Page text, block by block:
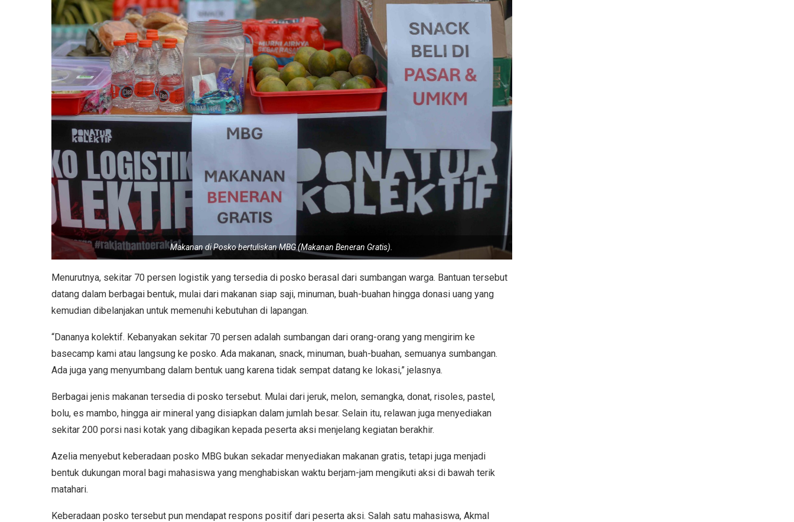
Makanan di Posko bertuliskan MBG (Makanan Beneran Gratis).
Menurutnya, sekitar 70 persen logistik yang tersedia di posko berasal dari sumbangan warga. Bantuan tersebut
datang dalam berbagai bentuk, mulai dari makanan siap saji, minuman, buah-buahan hingga donasi uang yang
kemudian dibelanjakan untuk memenuhi kebutuhan di lapangan.
“Dananya kolektif. Kebanyakan sekitar 70 persen adalah sumbangan dari orang-orang yang mengirim ke
basecamp kami atau langsung ke posko. Ada makanan, snack, minuman, buah-buahan, semuanya sumbangan.
Ada juga yang menyumbang dalam bentuk uang karena tidak sempat datang ke lokasi,” jelasnya.
Berbagai jenis makanan tersedia di posko tersebut. Mulai dari jeruk, melon, semangka, donat, risoles, pastel,
bolu, es mambo, hingga air mineral yang disiapkan dalam jumlah besar. Selain itu, relawan juga menyediakan
sekitar 200 porsi nasi kotak yang dibagikan kepada peserta aksi menjelang kegiatan berakhir.
Azelia menyebut keberadaan posko MBG bukan sekadar menyediakan makanan gratis, tetapi juga menjadi
bentuk dukungan moral bagi mahasiswa yang menghabiskan waktu berjam-jam mengikuti aksi di bawah terik
matahari.
Keberadaan posko tersebut pun mendapat respons positif dari peserta aksi. Salah satu mahasiswa, Akmal